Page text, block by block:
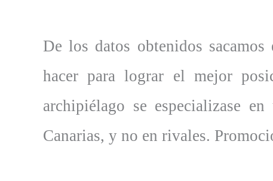
De los datos obtenidos
hacer para lograr el mejor
archipiélago se especializase
Canarias, y no en rivales.